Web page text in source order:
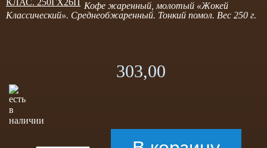
Кофе жаренный, молотый «Жокей
Классический». Среднеобжаренный. Тонкий помол. Вес 250 г.
303,00